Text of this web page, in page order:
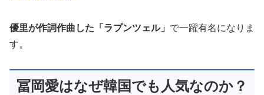
優里が作詞作曲した「ラプンツェル」 で一躍有名になりま
す。
冨岡愛はなぜ韓国でも人気なのか？